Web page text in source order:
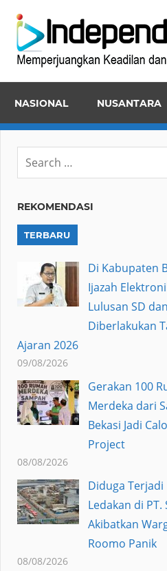
content
NASIONAL NUSANTARA
REKOMENDASI
TERBARU
Di Kabupaten
Ijazah
Lulusan SD
Diberlakukan
Ajaran 2026
09/08/2026
Gerakan 100
Merdeka dari
Bekasi Jadi
Project
08/08/2026
Diduga Terjadi
Ledakan di
Akibatkan
Roomo Panik
08/08/2026